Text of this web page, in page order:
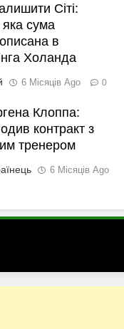
Сіті:
сума
в
Холанда
6 Місяців Ago 0
Клоппа:
контракт з
тренером
6 Місяців Ago